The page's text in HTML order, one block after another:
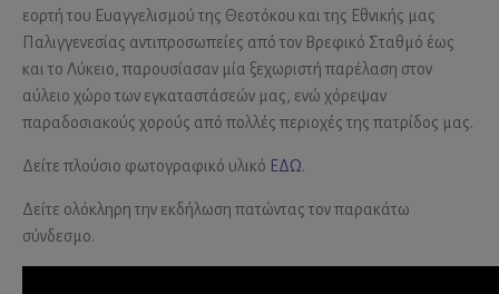
εορτή του Ευαγγελισμού της Θεοτόκου και της Εθνικής μας
Παλιγγενεσίας αντιπροσωπείες από τον Βρεφικό Σταθμό έως
και το Λύκειο, παρουσίασαν μία ξεχωριστή παρέλαση στον
αύλειο χώρο των εγκαταστάσεών μας, ενώ χόρεψαν
παραδοσιακούς χορούς από πολλές περιοχές της πατρίδος μας.
Δείτε πλούσιο φωτογραφικό υλικό ΕΔΩ.
Δείτε ολόκληρη την εκδήλωση πατώντας τον παρακάτω
σύνδεσμο.